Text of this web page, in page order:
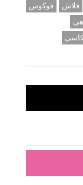
فلاش
فوکوس